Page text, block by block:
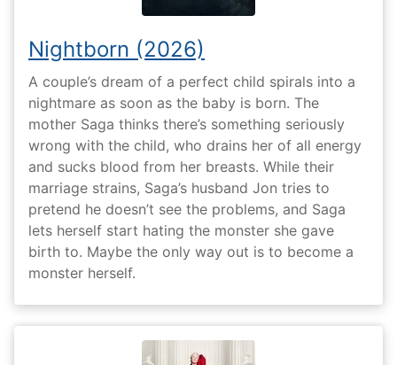
Nightborn (2026)
A couple’s dream of a perfect child spirals into a
nightmare as soon as the baby is born. The
mother Saga thinks there’s something seriously
wrong with the child, who drains her of all energy
and sucks blood from her breasts. While their
marriage strains, Saga’s husband Jon tries to
pretend he doesn’t see the problems, and Saga
lets herself start hating the monster she gave
birth to. Maybe the only way out is to become a
monster herself.